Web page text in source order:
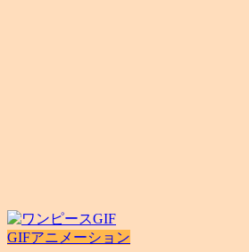
GIFアニメーション